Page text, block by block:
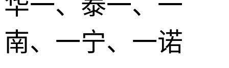
南、一宁、一诺